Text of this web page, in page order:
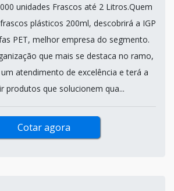
unidades Frascos até 2 Litros.Quem
plásticos 200ml, descobrirá a IGP
PET, melhor empresa do segmento.
que mais se destaca no ramo,
atendimento de excelência e terá a
produtos que solucionem qua...
Cotar agora